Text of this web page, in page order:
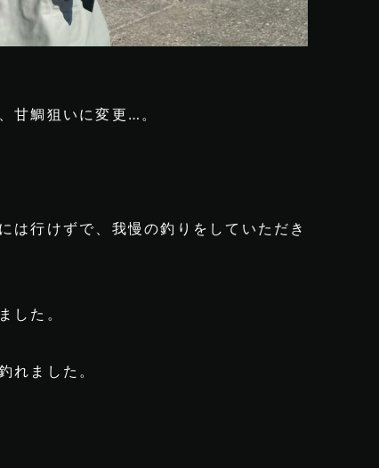
甘鯛狙いに変更…。
は行けずで、我慢の釣りをしていただき
した。
れました。